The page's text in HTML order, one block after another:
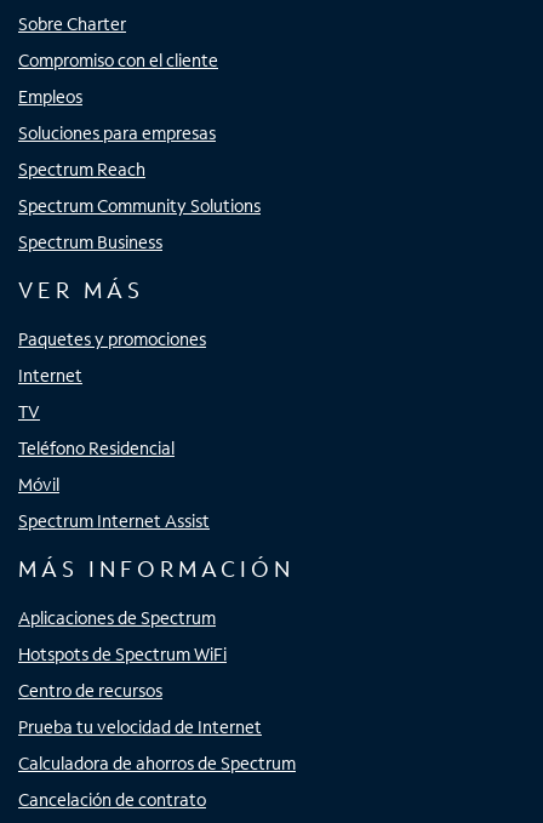
Sobre Charter
Compromiso con el cliente
Empleos
Soluciones para empresas
Spectrum Reach
Spectrum Community Solutions
Spectrum Business
VER MÁS
Paquetes y promociones
Internet
TV
Teléfono Residencial
Móvil
Spectrum Internet Assist
MÁS INFORMACIÓN
Aplicaciones de Spectrum
Hotspots de Spectrum WiFi
Centro de recursos
Prueba tu velocidad de Internet
Calculadora de ahorros de Spectrum
Cancelación de contrato